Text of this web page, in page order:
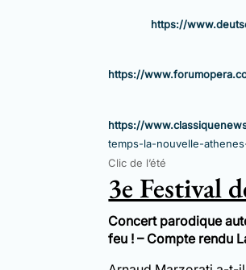
https://
https://
https://
temps-la-nouvelle-
Clic de l’été
3e Festival
Concert parodique
feu ! – Compte rendu